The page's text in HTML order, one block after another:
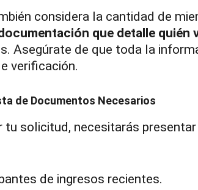
considera la cantidad de
que detalle quién
Asegúrate de que toda la
verificación.
de Documentos Necesarios
tu solicitud, necesitarás
de ingresos recientes.